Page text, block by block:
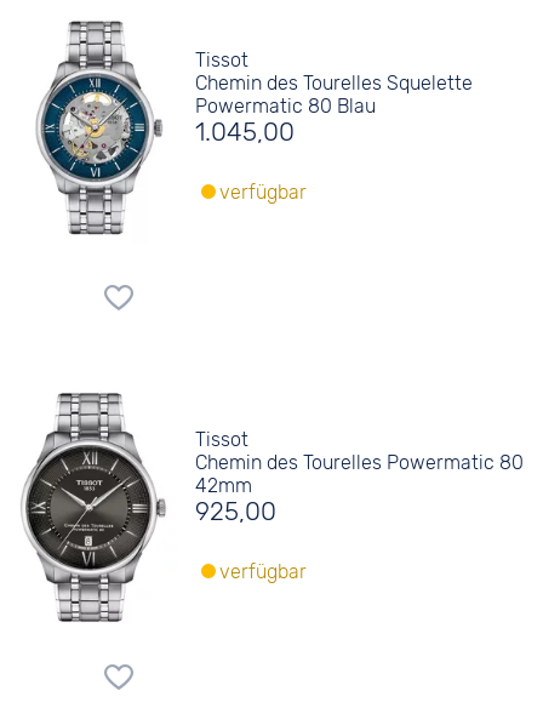
Tissot
Chemin des Tourelles Squelette
Powermatic 80 Blau
1.045,00
verfügbar
Tissot
Chemin des Tourelles Powermatic 80
42mm
925,00
verfügbar